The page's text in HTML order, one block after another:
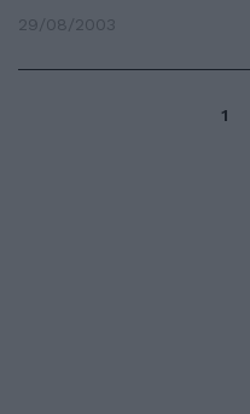
29/08/2003
1